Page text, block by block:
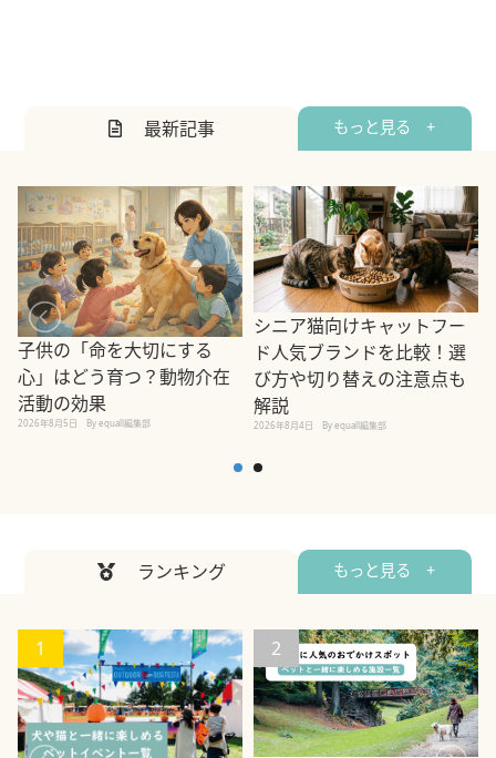
最新記事 もっと見る +
子供の「命を大切にする
心」はどう育つ？動物介在
活動の効果
2026年8月5日 By equall編集部
シニア猫向けキャットフー
ド人気ブランドを比較！選
び方や切り替えの注意点も
解説
2026年8月4日 By equall編集部
ランキング もっと見る +
1 2